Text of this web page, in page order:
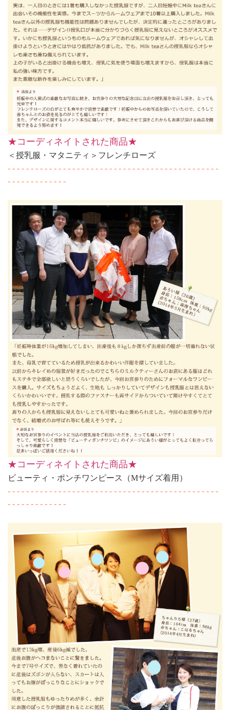
★コーディネイトされた商品★
＜授乳服・マタニティ＞フレンチローズ
- - - - - - - - - - - - - - - - - - - - - - - - - - - - - - - - - - - - - - - - - - - - - -
- - - - - - - - - - - - -
★コーディネイトされた商品★
ビューティ・ポンチワンピース（Mサイズ着用）
- - - - - - - - - - - - - - - - - - - - - - - - - - - - - - - - - - - - - - - - - - - - - -
- - - - - - - - - - - - -